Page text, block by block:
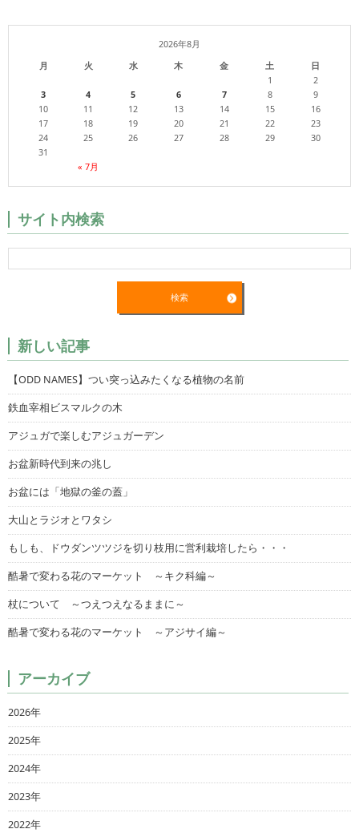
2026年8月
月
火 水 木 金 土 日
« 7月
1
2
3
4 5 6 7 8
9
10
11 12 13 14 15
16
17
18 19 20 21 22
23
24
25 26 27 28 29
30
31
サイト内検索
新しい記事
【ODD NAMES】つい突っ込みたくなる植物の名前
鉄血宰相ビスマルクの木
アジュガで楽しむアジュガーデン
お盆新時代到来の兆し
お盆には「地獄の釜の蓋」
大山とラジオとワタシ
もしも、ドウダンツツジを切り枝用に営利栽培したら・・・
酷暑で変わる花のマーケット ～キク科編～
杖について ～つえつえなるままに～
酷暑で変わる花のマーケット ～アジサイ編～
アーカイブ
2026年
2025年
2024年
2023年
2022年